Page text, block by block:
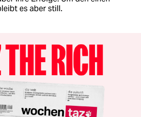
es aber still.